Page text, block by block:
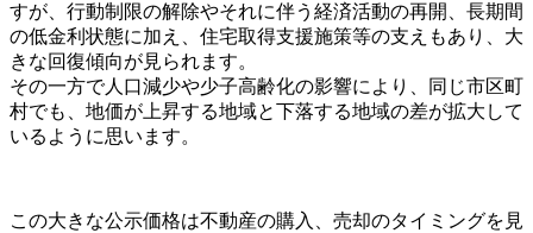
すが、行動制限の解除やそれに伴う経済活動の再開、長期間
の低金利状態に加え、住宅取得支援施策等の支えもあり、大
きな回復傾向が見られます。
その一方で人口減少や少子高齢化の影響により、同じ市区町
村でも、地価が上昇する地域と下落する地域の差が拡大して
いるように思います。
この大きな公示価格は不動産の購入、売却のタイミングを見